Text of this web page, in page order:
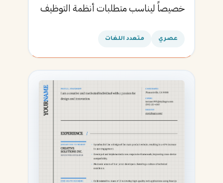
خصيصاً ليناسب متطلبات أنظمة التوظيف
القادمة.
عصري متعدد اللغات